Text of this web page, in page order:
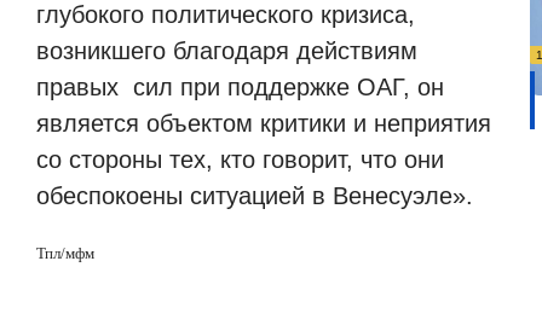
глубокого политического кризиса,
возникшего благодаря действиям
правых сил при поддержке ОАГ, он
является объектом критики и неприятия
со стороны тех, кто говорит, что они
обеспокоены ситуацией в Венесуэле».
Тпл/мфм